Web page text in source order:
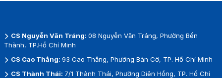
CS Nguyễn Văn Tráng: 08 Nguyễn Văn Tráng, Phường Bến
Thành, TP.Hồ Chí Minh
CS Cao Thắng: 93 Cao Thắng, Phường Bàn Cờ, TP. Hồ Chí Minh
CS Thành Thái: 7/1 Thành Thái, Phường Diên Hồng, TP. Hồ Chí